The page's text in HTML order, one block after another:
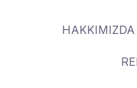
HAKKIMIZDA